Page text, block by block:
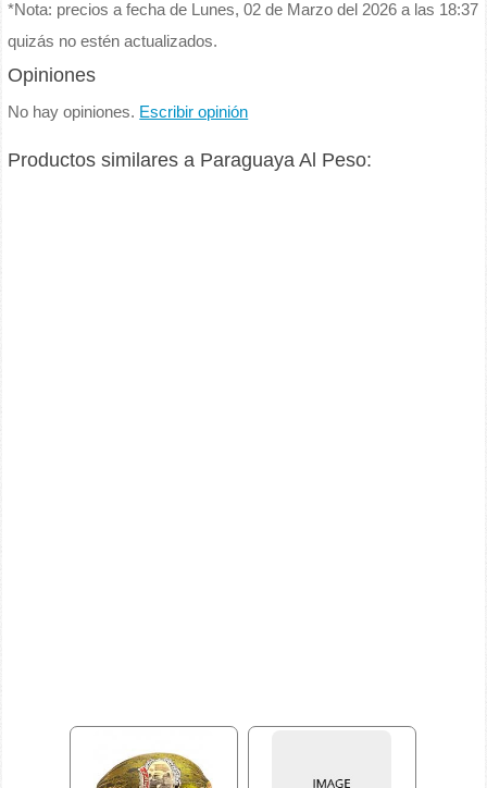
*Nota: precios a fecha de Lunes, 02 de Marzo del 2026 a las 18:37
quizás no estén actualizados.
Opiniones
No hay opiniones. Escribir opinión
Productos similares a Paraguaya Al Peso: